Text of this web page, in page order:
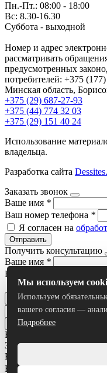
Пн.-Пт.: 08:00 - 18:00
Вс: 8.30-16.30
Суббота - выходной
Номер и адрес
рассматривать
предусмотренных
потребителей: +375
Минская область,
+375 (29) 687-27-93
+375 (44) 774 32 03
+375 (29) 151 40 24
Использование
владельца.
Разработка сайта
Заказать звонок
Ваше имя *
Ваш номер телефона *
Я согласен на
Отправить
Получить консультацию
Ваше имя *
Ваш номер телефона
Я согласен на
Отправить
Все результаты
Задать вопрос
Ваше имя
Ваш номер телефона
Мы используем
Используем
вашего согласия —
Подробнее